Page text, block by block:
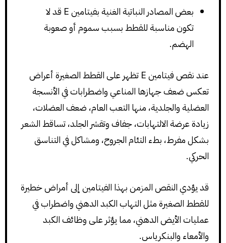
بعض المصادر النباتية الغنية بفيتامين E قد لا
تكون مناسبة للقطط بسبب سموم أو صعوبة
الهضم.
عند نقص فيتامين E تظهر على القطط الصغيرة أعراض
تعكس ضعف جهازها المناعي واضطرابات في الأنسجة
العضلية والجلدية، منها التعب العام، ضعف العضلات،
زيادة عرضة الالتهابات، جفاف وتقشر الجلد، تساقط الشعر
بشكل مفرط، بطء التئام الجروح، ومشاكل في التناسق
الحركي.
قد يؤدي النقص المزمن بهذا الفيتامين إلى أمراض خطيرة
للقطط الصغيرة مثل التهاب الكبد الدهني واضطراب في
عمليات الأيض الدهني، مما يؤثر على وظائف الكبد
والأمعاء والبنكرياس.